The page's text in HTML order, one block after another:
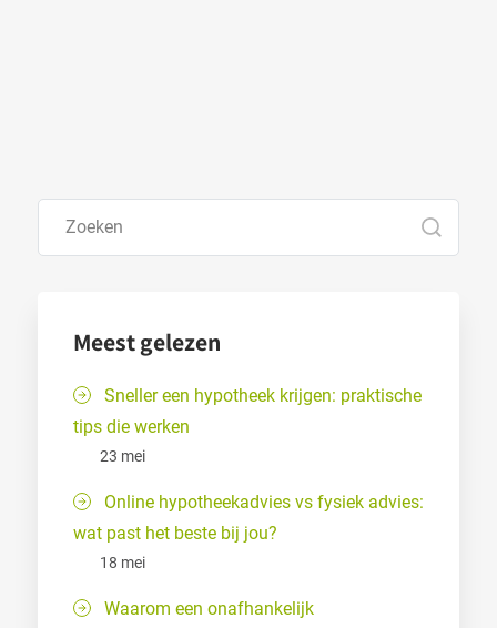
Meest gelezen
Sneller een hypotheek krijgen: praktische
tips die werken
23 mei
Online hypotheekadvies vs fysiek advies:
wat past het beste bij jou?
18 mei
Waarom een onafhankelijk